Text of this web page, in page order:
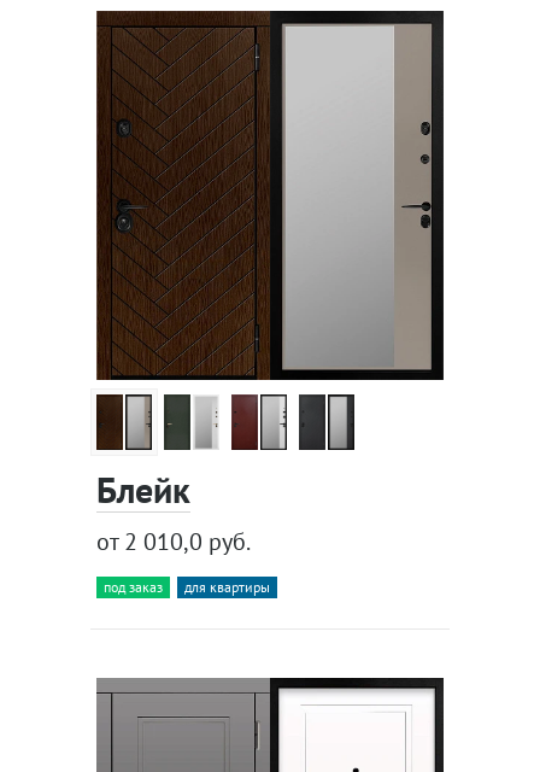
Блейк
от 2 010,0 руб.
под заказ для квартиры